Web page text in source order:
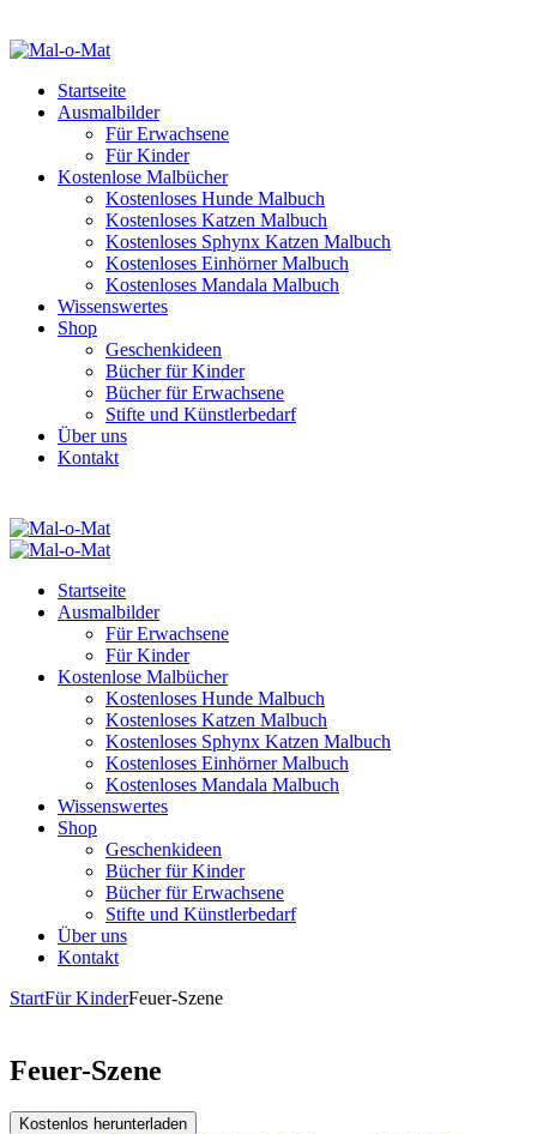
Startseite
Ausmalbilder
Für Erwachsene
Für Kinder
Kostenlose Malbücher
Kostenloses Hunde Malbuch
Kostenloses Katzen Malbuch
Kostenloses Sphynx Katzen Malbuch
Kostenloses Einhörner Malbuch
Kostenloses Mandala Malbuch
Wissenswertes
Shop
Geschenkideen
Bücher für Kinder
Bücher für Erwachsene
Stifte und Künstlerbedarf
Über uns
Kontakt
Startseite
Ausmalbilder
Für Erwachsene
Für Kinder
Kostenlose Malbücher
Kostenloses Hunde Malbuch
Kostenloses Katzen Malbuch
Kostenloses Sphynx Katzen Malbuch
Kostenloses Einhörner Malbuch
Kostenloses Mandala Malbuch
Wissenswertes
Shop
Geschenkideen
Bücher für Kinder
Bücher für Erwachsene
Stifte und Künstlerbedarf
Über uns
Kontakt
StartFür KinderFeuer-Szene
Feuer-Szene
Kostenlos herunterladen